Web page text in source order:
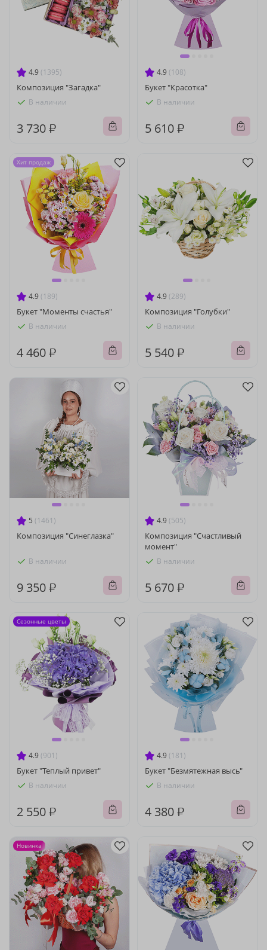
4.9 (1395)
Композиция "Загадка"
В наличии
3 730 ₽
4.9 (108)
Букет "Красотка"
В наличии
5 610 ₽
4.9 (189)
Букет "Моменты счастья"
В наличии
4 460 ₽
Хит продаж
4.9 (289)
Композиция "Голубки"
В наличии
5 540 ₽
5 (1461)
Композиция "Синеглазка"
В наличии
9 350 ₽
4.9 (505)
Композиция "Счастливый
момент"
В наличии
5 670 ₽
4.9 (901)
Букет "Теплый привет"
В наличии
2 550 ₽
Сезонные цветы
4.9 (181)
Букет "Безмятежная высь"
В наличии
4 380 ₽
Новинка